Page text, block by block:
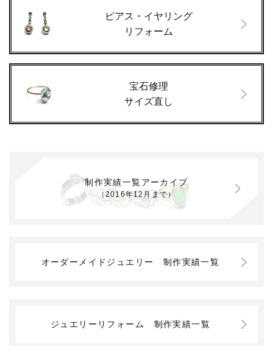
ピアス・イヤリング
リフォーム
宝石修理
サイズ直し
制作実績一覧アーカイブ
（2016年12月まで）
オーダーメイドジュエリー 制作実績一覧
ジュエリーリフォーム 制作実績一覧